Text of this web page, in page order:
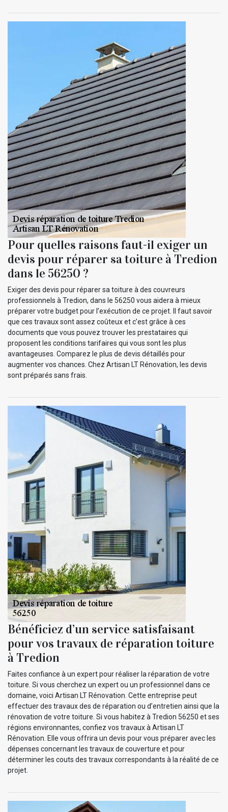
Pour quelles raisons faut-il exiger un
devis pour réparer sa toiture à Tredion
dans le 56250 ?
Exiger des devis pour réparer sa toiture à des couvreurs
professionnels à Tredion, dans le 56250 vous aidera à mieux
préparer votre budget pour l’exécution de ce projet. Il faut savoir
que ces travaux sont assez coûteux et c’est grâce à ces
documents que vous pouvez trouver les prestataires qui
proposent les conditions tarifaires qui vous sont les plus
avantageuses. Comparez le plus de devis détaillés pour
augmenter vos chances. Chez Artisan LT Rénovation, les devis
sont préparés sans frais.
Bénéficiez d’un service satisfaisant
pour vos travaux de réparation toiture
à Tredion
Faites confiance à un expert pour réaliser la réparation de votre
toiture. Si vous cherchez un expert ou un professionnel dans ce
domaine, voici Artisan LT Rénovation. Cette entreprise peut
effectuer des travaux des de réparation ou d’entretien ainsi que la
rénovation de votre toiture. Si vous habitez à Tredion 56250 et ses
régions environnantes, confiez vos travaux à Artisan LT
Rénovation. Elle vous offrira un devis pour vous préparer avec les
dépenses concernant les travaux de couverture et pour
déterminer les couts des travaux correspondants à la réalité de ce
projet.